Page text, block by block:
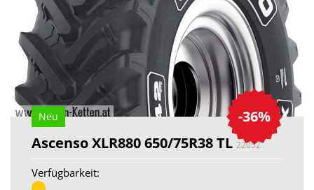
-36%
Neu
Ascenso XLR880 650/75R38 TL 22052
Verfügbarkeit: